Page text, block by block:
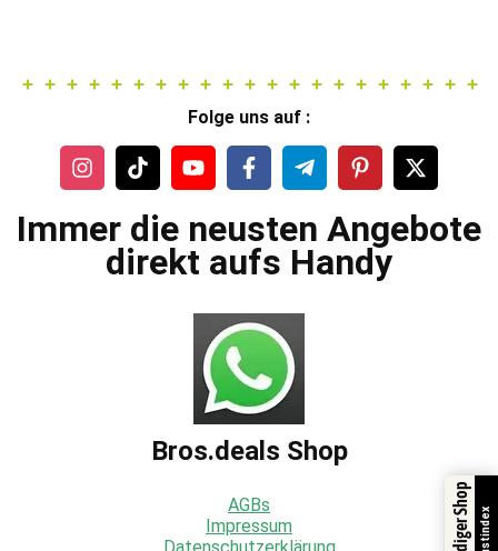
Folge uns auf :
Immer die neusten Angebote
direkt aufs Handy
Bros.deals Shop
AGBs
Impressum
Datenschutzerklärung
Trustindex